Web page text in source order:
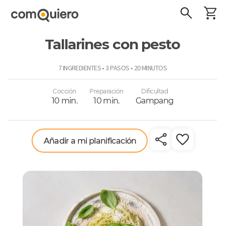
Tallarines con pesto
7 INGREDIENTES • 3 PASOS • 20 MINUTOS
Cocción
10 min.
Preparación
10 min.
Dificultad
Gampang
Añadir a mi planificación